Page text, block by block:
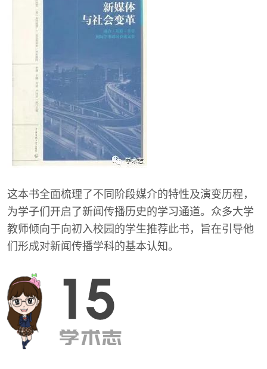
这本书全面梳理了不同阶段媒介的特性及演变历程，
为学子们开启了新闻传播历史的学习通道。众多大学
教师倾向于向初入校园的学生推荐此书，旨在引导他
们形成对新闻传播学科的基本认知。